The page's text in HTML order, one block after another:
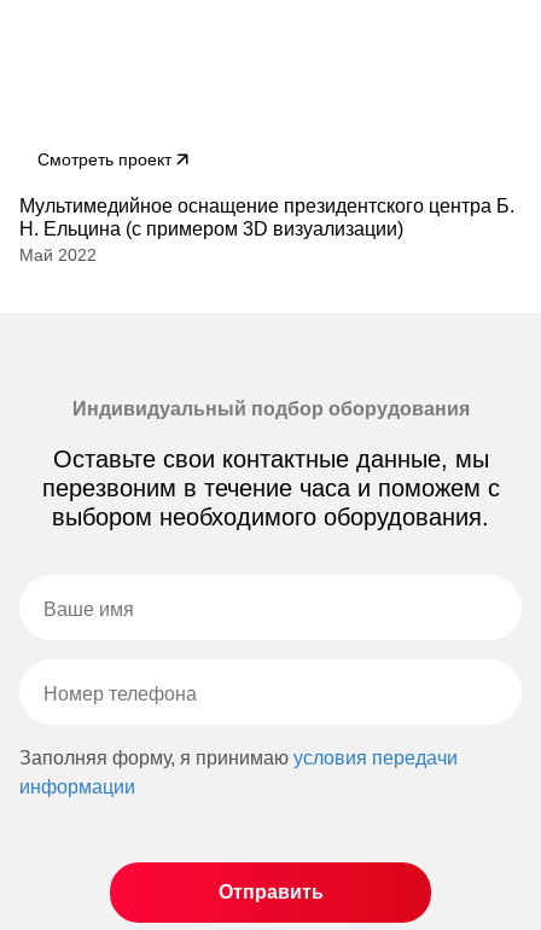
Смотреть проект
Мультимедийное оснащение президентского центра Б.
Н. Ельцина (с примером 3D визуализации)
Май 2022
Индивидуальный подбор оборудования
Оставьте свои контактные данные, мы
перезвоним в течение часа и поможем с
выбором необходимого оборудования.
Заполняя форму, я принимаю условия передачи
информации